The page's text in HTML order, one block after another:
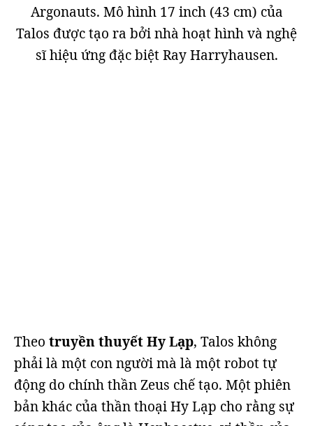
Argonauts. Mô hình 17 inch (43 cm) của
Talos được tạo ra bởi nhà hoạt hình và nghệ
sĩ hiệu ứng đặc biệt Ray Harryhausen.
Theo truyền thuyết Hy Lạp, Talos không
phải là một con người mà là một robot tự
động do chính thần Zeus chế tạo. Một phiên
bản khác của thần thoại Hy Lạp cho rằng sự